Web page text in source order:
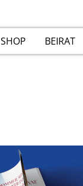
BEIRAT
SHOP